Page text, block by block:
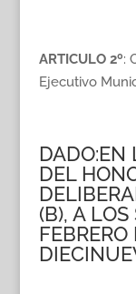
ARTICULO 2º:
Ejecutivo
DADO:EN
DEL
(B), A